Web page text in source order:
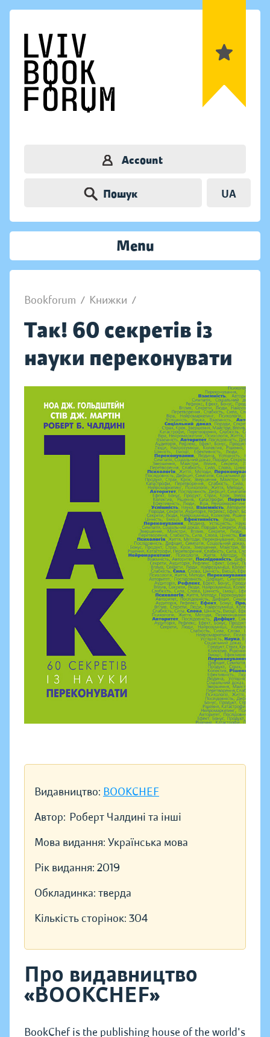
Account
Пошук UA
Menu
Bookforum / Книжки /
Так! 60 секретів із
науки переконувати
Видавництво: BOOKCHEF
Автор: Роберт Чалдині та інші
Мова видання: Українська мова
Рік видання: 2019
Обкладинка: тверда
Кількість сторінок: 304
Про видавництво
«BOOKCHEF»
BookChef is the publishing house of the world's